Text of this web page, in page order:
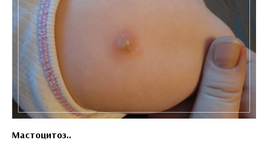
Мастоцитоз..